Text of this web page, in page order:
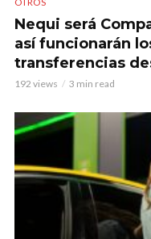
Nequi será
así funcionarán
transferencias
192 views 3 min read